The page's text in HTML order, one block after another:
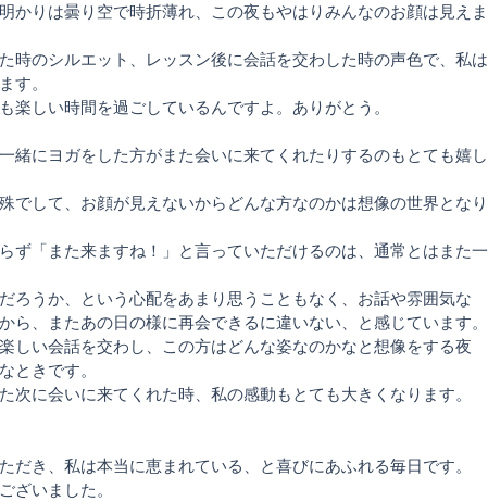
かりは曇り空で時折薄れ、この夜もやはりみんなのお顔は見えま
時のシルエット、レッスン後に会話を交わした時の声色で、私は
す。
楽しい時間を過ごしているんですよ。ありがとう。
緒にヨガをした方がまた会いに来てくれたりするのもとても嬉し
でして、お顔が見えないからどんな方なのかは想像の世界となり
ず「また来ますね！」と言っていただけるのは、通常とはまた一
ろうか、という心配をあまり思うこともなく、お話や雰囲気な
ら、またあの日の様に再会できるに違いない、と感じています。
しい会話を交わし、この方はどんな姿なのかなと想像をする夜
ときです。
次に会いに来てくれた時、私の感動もとても大きくなります。
だき、私は本当に恵まれている、と喜びにあふれる毎日です。
ざいました。